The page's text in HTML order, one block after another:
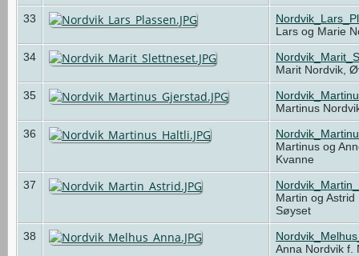
33
Lars og Marie
34
Marit Nordvik,
35
Martinus
36
Martinus og
Kvanne
37
Martin og
Søyset
38
Anna Nordvik f.